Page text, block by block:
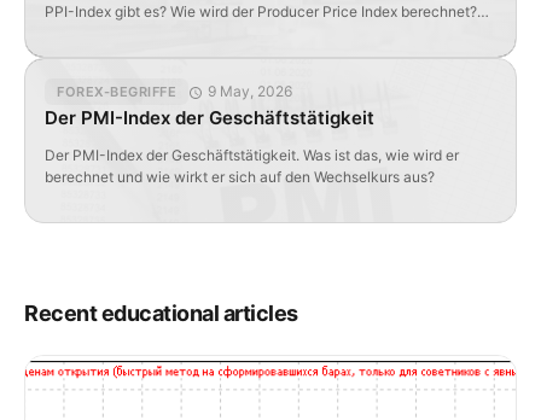
PPI-Index gibt es? Wie wird der Producer Price Index berechnet?
(Producer Price Index, PPI) ist ein Inflationsindikator, der die
Veränderungen der Großhandelspreise für eine “Korb” von […]
FOREX-BEGRIFFE 9 May, 2026
Der PMI-Index der Geschäftstätigkeit
Der PMI-Index der Geschäftstätigkeit. Was ist das, wie wird er
berechnet und wie wirkt er sich auf den Wechselkurs aus?
Recent educational articles